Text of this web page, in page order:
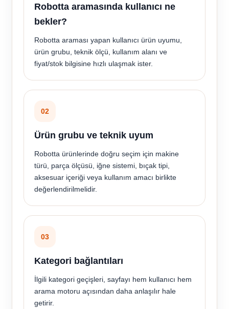
Robotta aramasında kullanıcı ne
bekler?
Robotta araması yapan kullanıcı ürün uyumu,
ürün grubu, teknik ölçü, kullanım alanı ve
fiyat/stok bilgisine hızlı ulaşmak ister.
02
Ürün grubu ve teknik uyum
Robotta ürünlerinde doğru seçim için makine
türü, parça ölçüsü, iğne sistemi, bıçak tipi,
aksesuar içeriği veya kullanım amacı birlikte
değerlendirilmelidir.
03
Kategori bağlantıları
İlgili kategori geçişleri, sayfayı hem kullanıcı hem
arama motoru açısından daha anlaşılır hale
getirir.